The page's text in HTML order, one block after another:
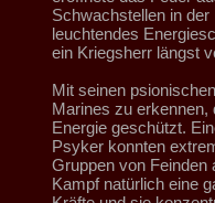
Schwachstellen in
leuchtendes
ein Kriegsherr längst
Mit seinen
Marines zu
Energie geschützt.
Psyker konnten
Gruppen von Feinden
Kampf natürlich eine